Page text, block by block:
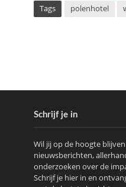
Tags polenhotel
Schrijf je in
Wil jij op de hoogte
nieuwsberichten,
onderzoeken over de
Schrijf je hier in en